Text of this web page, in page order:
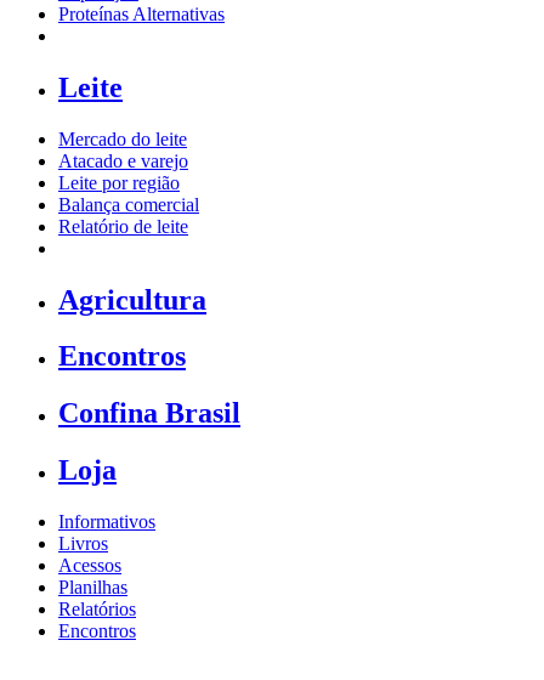
Proteínas Alternativas
Leite
Mercado do leite
Atacado e varejo
Leite por região
Balança comercial
Relatório de leite
Agricultura
Encontros
Confina Brasil
Loja
Informativos
Livros
Acessos
Planilhas
Relatórios
Encontros